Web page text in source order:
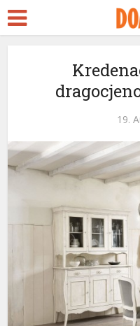
Escort
Seks
panel
paketleri
19.